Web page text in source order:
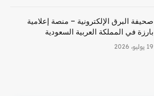
صحيفة البرق الإلكترونية – منصة إعلامية
بارزة في المملكة العربية السعودية
19 يوليو، 2026